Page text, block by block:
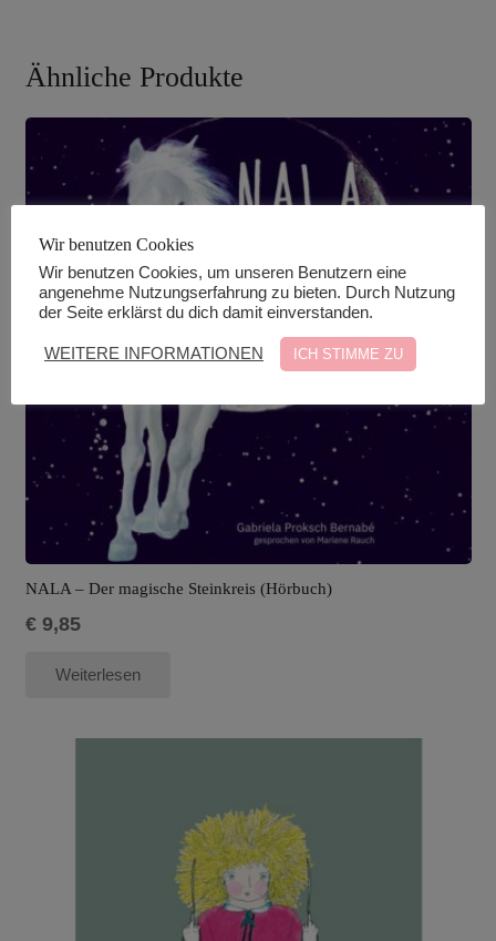
Ähnliche Produkte
NALA – Der magische Steinkreis (Hörbuch)
€9,85
Weiterlesen
Wir benutzen Cookies
Wir benutzen Cookies, um unseren Benutzern eine
angenehme Nutzungserfahrung zu bieten. Durch Nutzung
der Seite erklärst du dich damit einverstanden.
WEITERE INFORMATIONEN ICH STIMME ZU